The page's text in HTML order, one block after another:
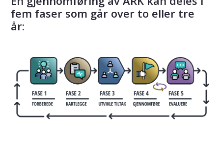
fem faser som går over to eller tre
år: